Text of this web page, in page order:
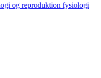
og reproduktion fysiologi